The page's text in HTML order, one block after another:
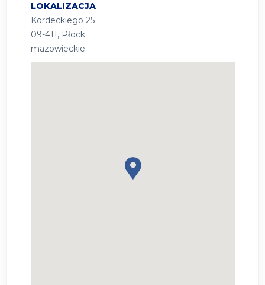
LOKALIZACJA
Kordeckiego 25
09-411, Płock
mazowieckie